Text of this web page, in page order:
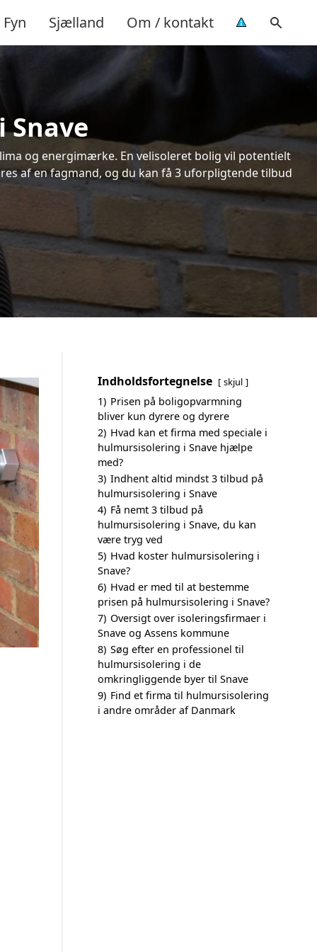
Fyn Sjælland Om / kontakt
og energimærke. En velisoleret bolig vil potentielt
af en fagmand, og du kan få 3 uforpligtende tilbud
Indholdsfortegnelse skjul
1) Prisen på boligopvarmning
bliver kun dyrere og dyrere
2) Hvad kan et firma med speciale i
hulmursisolering i Snave hjælpe
med?
3) Indhent altid mindst 3 tilbud på
hulmursisolering i Snave
4) Få nemt 3 tilbud på
hulmursisolering i Snave, du kan
være tryg ved
5) Hvad koster hulmursisolering i
Snave?
6) Hvad er med til at bestemme
prisen på hulmursisolering i Snave?
7) Oversigt over isoleringsfirmaer i
Snave og Assens kommune
8) Søg efter en professionel til
hulmursisolering i de
omkringliggende byer til Snave
9) Find et firma til hulmursisolering
i andre områder af Danmark